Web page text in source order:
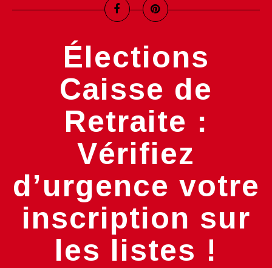
Élections
Caisse de
Retraite :
Vérifiez
d’urgence votre
inscription sur
les listes !